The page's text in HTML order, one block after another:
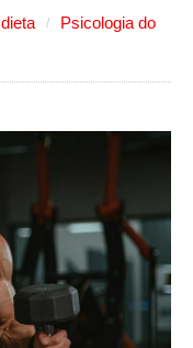
dieta
Psicologia do